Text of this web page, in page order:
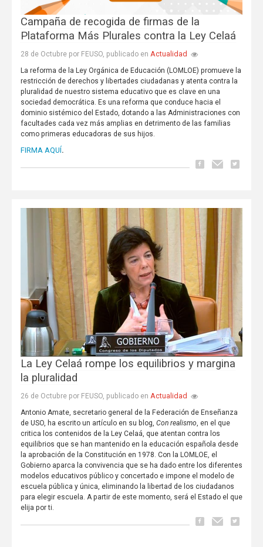
Campaña de recogida de firmas de la
Plataforma Más Plurales contra la Ley Celaá
28 de Octubre por FEUSO, publicado en Actualidad
La reforma de la Ley Orgánica de Educación (LOMLOE) promueve la
restricción de derechos y libertades ciudadanas y atenta contra la
pluralidad de nuestro sistema educativo que es clave en una
sociedad democrática. Es una reforma que conduce hacia el
dominio sistémico del Estado, dotando a las Administraciones con
facultades cada vez más amplias en detrimento de las familias
como primeras educadoras de sus hijos.
FIRMA AQUÍ.
La Ley Celaá rompe los equilibrios y margina
la pluralidad
26 de Octubre por FEUSO, publicado en Actualidad
Antonio Amate, secretario general de la Federación de Enseñanza
de USO, ha escrito un artículo en su blog, Con realismo , en el que
critica los contenidos de la Ley Celaá, que atentan contra los
equilibrios que se han mantenido en la educación española desde
la aprobación de la Constitución en 1978. Con la LOMLOE, el
Gobierno aparca la convivencia que se ha dado entre los diferentes
modelos educativos público y concertado e impone el modelo de
escuela pública y única, eliminando la libertad de los ciudadanos
para elegir escuela. A partir de este momento, será el Estado el que
elija por ti.